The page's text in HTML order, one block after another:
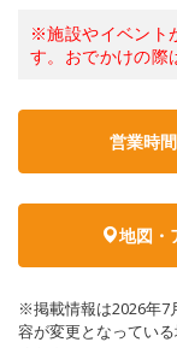
※施設やイベント
す。おでかけの際
営業時
地図・
※掲載情報は2026年7
容が変更となってい